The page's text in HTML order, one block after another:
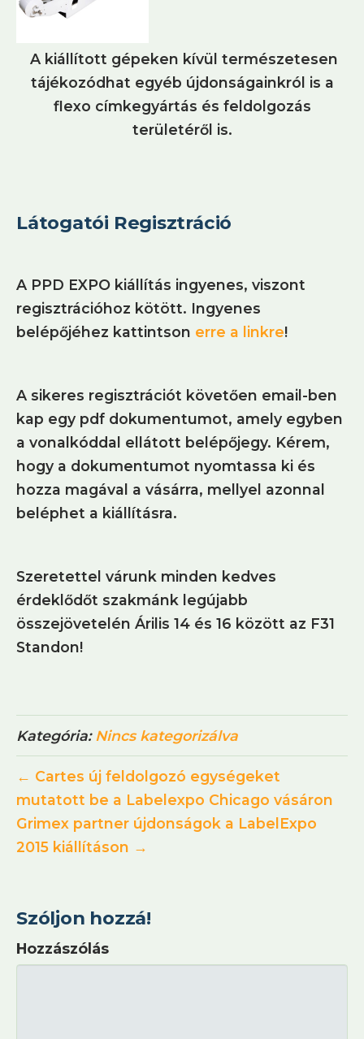
A kiállított gépeken kívül természetesen
tájékozódhat egyéb újdonságainkról is a
flexo címkegyártás és feldolgozás
területéről is.
Látogatói Regisztráció
A PPD EXPO kiállítás ingyenes, viszont
regisztrációhoz kötött. Ingyenes
belépőjéhez kattintson erre a linkre!
A sikeres regisztrációt követően email-ben
kap egy pdf dokumentumot, amely egyben
a vonalkóddal ellátott belépőjegy. Kérem,
hogy a dokumentumot nyomtassa ki és
hozza magával a vásárra, mellyel azonnal
beléphet a kiállításra.
Szeretettel várunk minden kedves
érdeklődőt szakmánk legújabb
összejövetelén Árilis 14 és 16 között az F31
Standon!
Kategória:Nincs kategorizálva
← Cartes új feldolgozó egységeket
mutatott be a Labelexpo Chicago vásáron
Grimex partner újdonságok a LabelExpo
2015 kiállításon →
Szóljon hozzá!
Hozzászólás